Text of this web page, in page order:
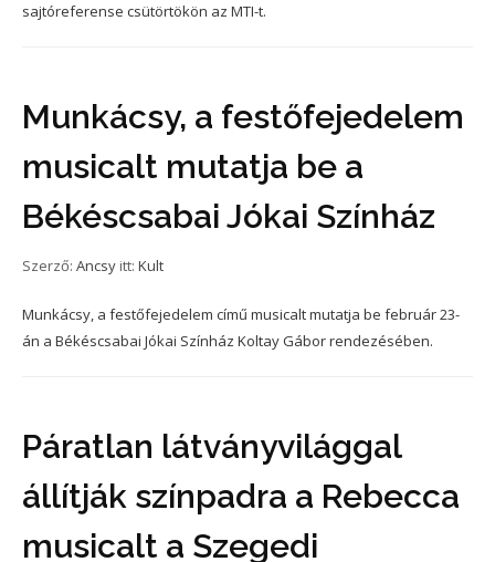
sajtóreferense csütörtökön az MTI-t.
Munkácsy, a festőfejedelem
musicalt mutatja be a
Békéscsabai Jókai Színház
Szerző: Ancsy itt: Kult
Munkácsy, a festőfejedelem című musicalt mutatja be február 23-
án a Békéscsabai Jókai Színház Koltay Gábor rendezésében.
Páratlan látványvilággal
állítják színpadra a Rebecca
musicalt a Szegedi